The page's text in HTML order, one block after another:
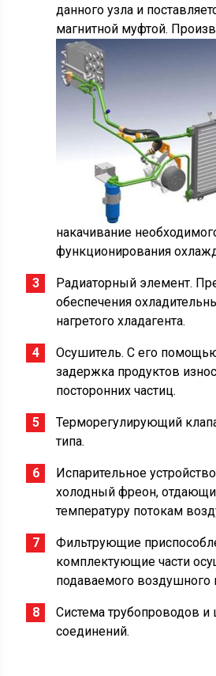
данного узла и
магнитной муфтой.
накачивание
функционирования
Радиаторный элемент.
обеспечения
нагретого хладагента.
Осушитель. С его
задержка продуктов
посторонних частиц.
Терморегулирующий
типа.
Испарительное
холодный фреон,
температуру потокам
Фильтрующие
комплектующие части
подаваемого воздушного
Система трубопроводов
соединений.